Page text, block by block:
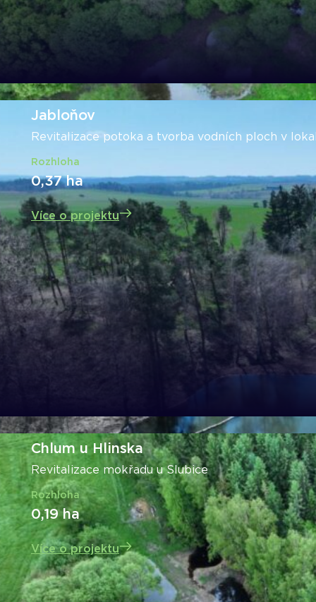
Jabloňov
Revitalizace potoka a tvorba vodních ploch v
Rozhloha
0,37 ha
Více o projektu
Chlum u Hlinska
Revitalizace mokřadu u Slubice
Rozhloha
0,19 ha
Více o projektu